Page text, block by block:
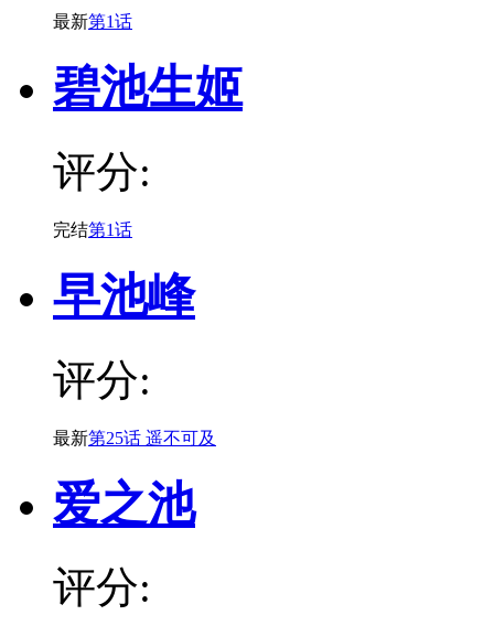
最新第1话
碧池生姬
评分:
完结第1话
早池峰
评分:
最新第25话 遥不可及
爱之池
评分: